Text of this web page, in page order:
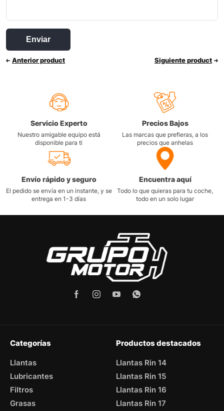
Anterior product Siguiente product
Servicio Experto
Nuestro amigable equipo está
disponible para ti
Precios Bajos
Las marcas que prefieras, a los
precios que anhelas
Envío rápido y seguro
El pedido se envía en un instante, y se
entrega en 1-3 días
Encuentra aquí
Todo lo que quieras para tu coche,
todo en un solo lugar
Categorías
Llantas
Lubricantes
Filtros
Grasas
Productos destacados
Llantas Rin 14
Llantas Rin 15
Llantas Rin 16
Llantas Rin 17